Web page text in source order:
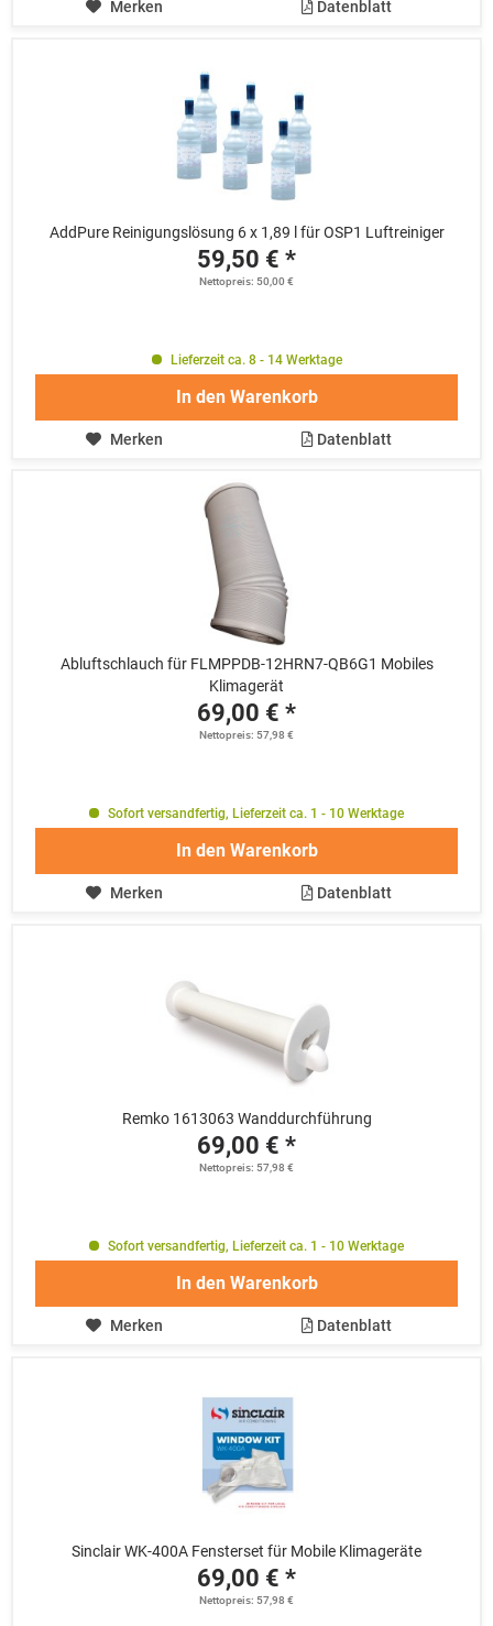
Merken Datenblatt
AddPure Reinigungslösung 6 x 1,89 l für OSP1 Luftreiniger
59,50 € *
Nettopreis: 50,00 €
Lieferzeit ca. 8 - 14 Werktage
In den Warenkorb
Merken Datenblatt
Abluftschlauch für FLMPPDB-12HRN7-QB6G1 Mobiles
Klimagerät
69,00 € *
Nettopreis: 57,98 €
Sofort versandfertig, Lieferzeit ca. 1 - 10 Werktage
In den Warenkorb
Merken Datenblatt
Remko 1613063 Wanddurchführung
69,00 € *
Nettopreis: 57,98 €
Sofort versandfertig, Lieferzeit ca. 1 - 10 Werktage
In den Warenkorb
Merken Datenblatt
Sinclair WK-400A Fensterset für Mobile Klimageräte
69,00 € *
Nettopreis: 57,98 €